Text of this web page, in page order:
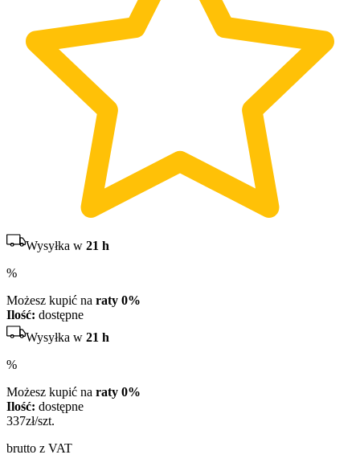
Wysyłka w 21 h
%
Możesz kupić na raty 0%
Ilość: dostępne
Wysyłka w 21 h
%
Możesz kupić na raty 0%
Ilość: dostępne
337zł/szt.
brutto z VAT